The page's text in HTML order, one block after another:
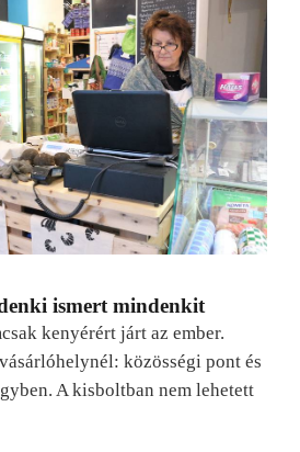
ismert mindenkit
kenyérért járt az ember.
közösségi pont és
A kisboltban nem lehetett